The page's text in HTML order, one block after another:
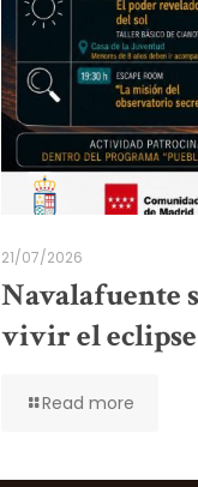
21/07/2026
Navalafuente
vivir el eclipse
Read more